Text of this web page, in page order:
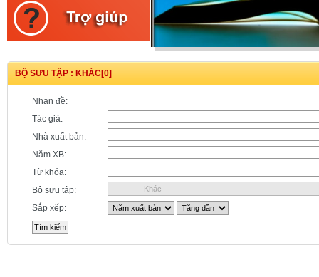
BỘ SƯU TẬP : KHÁC[0]
Nhan đề:
Tác giả:
Nhà xuất bản:
Năm XB:
Từ khóa:
Bộ sưu tập:
Sắp xếp: